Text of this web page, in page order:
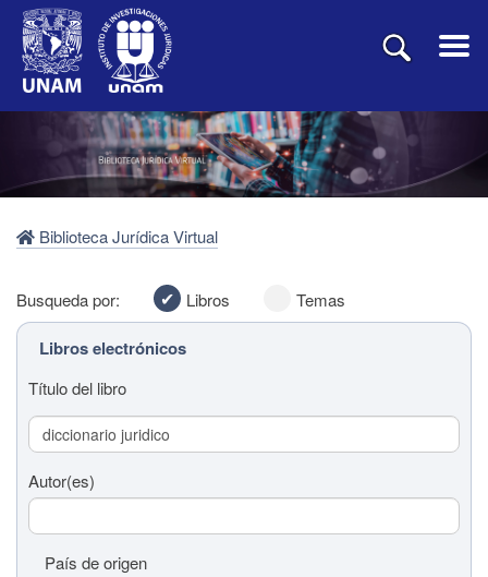
Biblioteca Jurídica Virtual
Busqueda por: Libros Temas
Libros electrónicos
Título del libro
Autor(es)
País de origen